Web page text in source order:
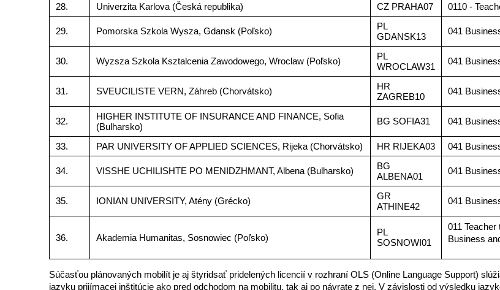
28. Univerzita Karlova (Česká republika) CZ PRAHA07 0110 -
29. Pomorska Szkola Wysza, Gdansk (Poľsko)
PL
GDANSK13
041
30. Wyzsza Szkola Ksztalcenia Zawodowego, Wroclaw (Poľsko)
PL
WROCLAW31
041
31. SVEUCILISTE VERN, Záhreb (Chorvátsko)
HR
ZAGREB10
041
32.
HIGHER INSTITUTE OF INSURANCE AND FINANCE, Sofia
(Bulharsko)
BG SOFIA31 041
33. PAR UNIVERSITY OF APPLIED SCIENCES, Rijeka (Chorvátsko) HR RIJEKA03 041
34. VISSHE UCHILISHTE PO MENIDZHMANT, Albena (Bulharsko)
BG
ALBENA01
041
35. IONIAN UNIVERSITY, Atény (Grécko)
GR
ATHINE42
041
36. Akademia Humanitas, Sosnowiec (Poľsko)
PL
SOSNOWI01
011
Business
Súčasťou plánovaných mobilít je aj štyridsať pridelených licencií v rozhraní OLS (Online Language Support)
jazyku prijímacej inštitúcie ako pred odchodom na mobilitu, tak aj po návrate z nej. V závislosti od výsledku